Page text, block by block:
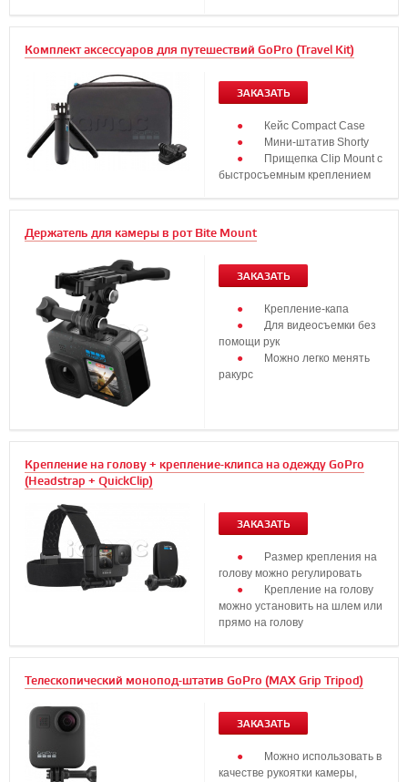
Комплект аксессуаров для путешествий GoPro (Travel Kit)
ЗАКАЗАТЬ
Кейс Compact Case
Мини-штатив Shorty
Прищепка Clip Mount с
быстросъемным креплением
Держатель для камеры в рот Bite Mount
ЗАКАЗАТЬ
Крепление-капа
Для видеосъемки без
помощи рук
Можно легко менять
ракурс
Крепление на голову + крепление-клипса на одежду GoPro
(Headstrap + QuickClip)
ЗАКАЗАТЬ
Размер крепления на
голову можно регулировать
Крепление на голову
можно установить на шлем или
прямо на голову
Телескопический монопод-штатив GoPro (MAX Grip Tripod)
ЗАКАЗАТЬ
Можно использовать в
качестве рукоятки камеры,